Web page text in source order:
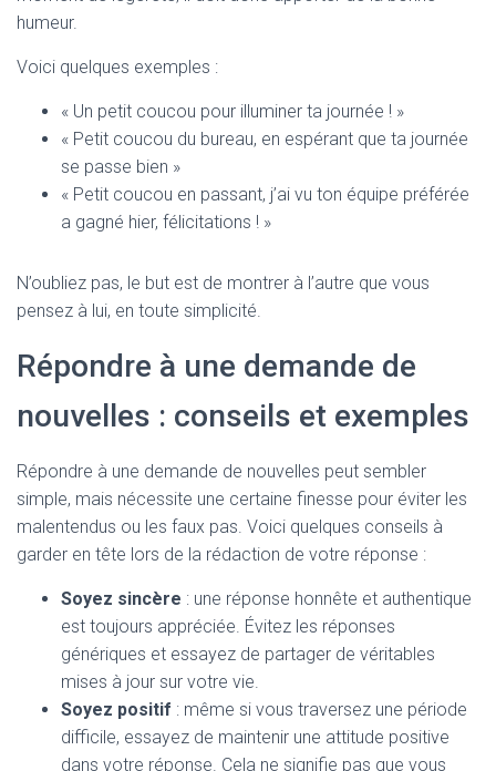
humeur.
Voici quelques exemples :
« Un petit coucou pour illuminer ta journée ! »
« Petit coucou du bureau, en espérant que ta journée
se passe bien »
« Petit coucou en passant, j’ai vu ton équipe préférée
a gagné hier, félicitations ! »
N’oubliez pas, le but est de montrer à l’autre que vous
pensez à lui, en toute simplicité.
Répondre à une demande de
nouvelles : conseils et exemples
Répondre à une demande de nouvelles peut sembler
simple, mais nécessite une certaine finesse pour éviter les
malentendus ou les faux pas. Voici quelques conseils à
garder en tête lors de la rédaction de votre réponse :
Soyez sincère : une réponse honnête et authentique
est toujours appréciée. Évitez les réponses
génériques et essayez de partager de véritables
mises à jour sur votre vie.
Soyez positif : même si vous traversez une période
difficile, essayez de maintenir une attitude positive
dans votre réponse. Cela ne signifie pas que vous